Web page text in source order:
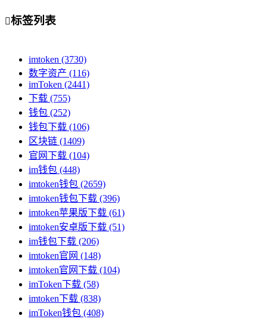
标签列表
imtoken (3730)
数字资产 (116)
imToken (2441)
下载 (755)
钱包 (252)
钱包下载 (106)
区块链 (1409)
官网下载 (104)
im钱包 (448)
imtoken钱包 (2659)
imtoken钱包下载 (396)
imtoken苹果版下载 (61)
imtoken安卓版下载 (51)
im钱包下载 (206)
imtoken官网 (148)
imtoken官网下载 (104)
imToken下载 (58)
imtoken下载 (838)
imToken钱包 (408)